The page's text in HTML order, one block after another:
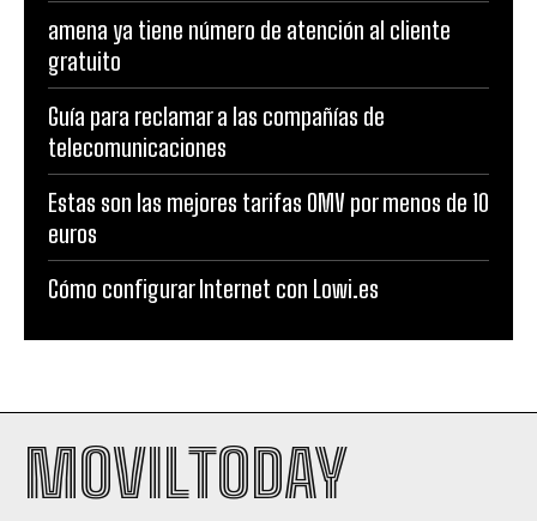
amena ya tiene número de atención al cliente
gratuito
Guía para reclamar a las compañías de
telecomunicaciones
Estas son las mejores tarifas OMV por menos de 10
euros
Cómo configurar Internet con Lowi.es
MOVILTODAY